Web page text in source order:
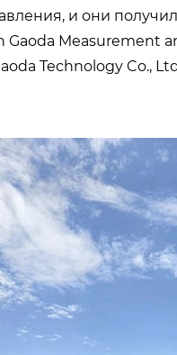
и они
Gaoda Measurement
Technology Co.,